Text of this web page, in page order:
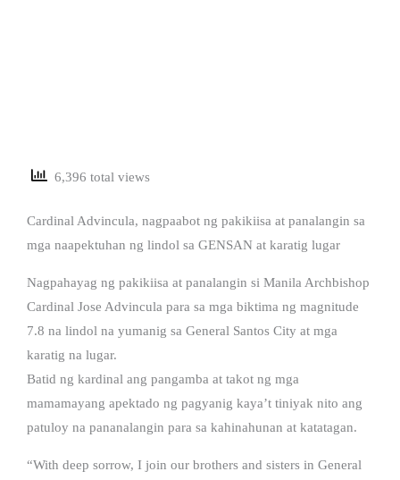
6,396 total views
Cardinal Advincula, nagpaabot ng pakikiisa at panalangin sa
mga naapektuhan ng lindol sa GENSAN at karatig lugar
Nagpahayag ng pakikiisa at panalangin si Manila Archbishop
Cardinal Jose Advincula para sa mga biktima ng magnitude
7.8 na lindol na yumanig sa General Santos City at mga
karatig na lugar.
Batid ng kardinal ang pangamba at takot ng mga
mamamayang apektado ng pagyanig kaya’t tiniyak nito ang
patuloy na pananalangin para sa kahinahunan at katatagan.
“With deep sorrow, I join our brothers and sisters in General